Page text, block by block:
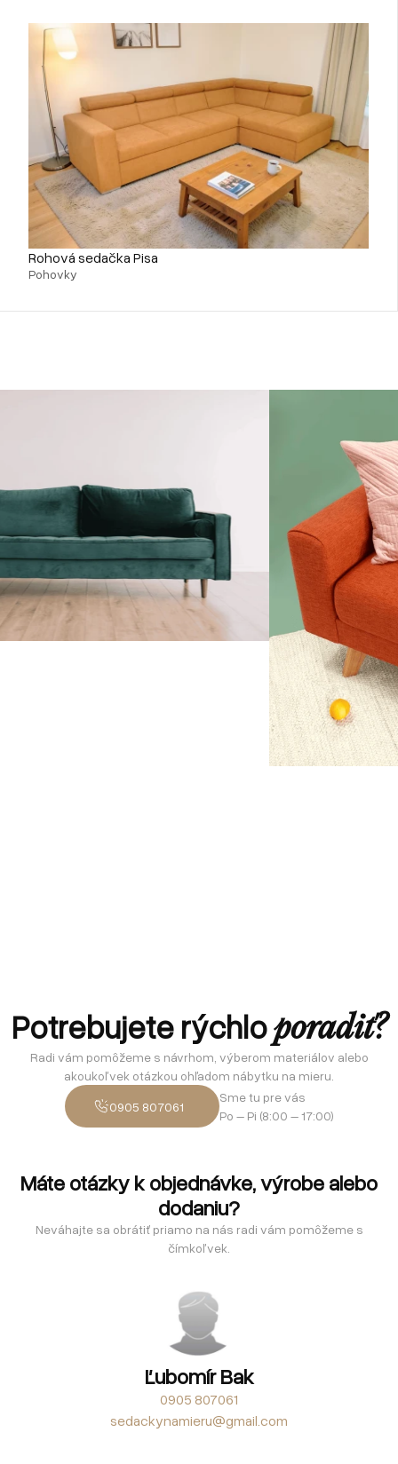
Rohová sedačka Pisa
Pohovky
Potrebujete rýchloporadiť?
Radi vám pomôžeme s návrhom, výberom materiálov alebo
akoukoľvek otázkou ohľadom nábytku na mieru.
0905 807061
Sme tu pre vás
Po – Pi (8:00 – 17:00)
Máte otázky k objednávke, výrobe alebo
dodaniu?
Neváhajte sa obrátiť priamo na nás radi vám pomôžeme s
čímkoľvek.
Ľubomír Bak
0905 807061
sedackynamieru@gmail.com